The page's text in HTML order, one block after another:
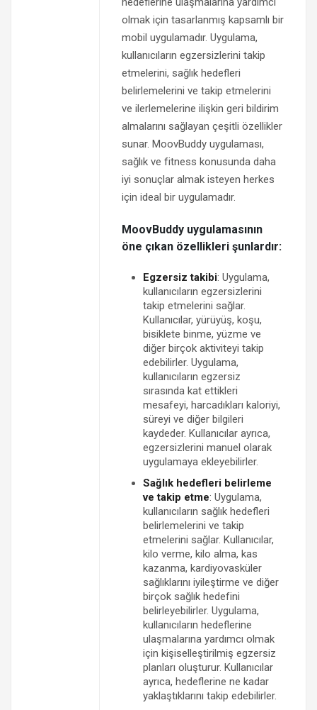
olmak için tasarlanmış kapsamlı bir
mobil uygulamadır. Uygulama,
kullanıcıların egzersizlerini takip
etmelerini, sağlık hedefleri
belirlemelerini ve takip etmelerini
ve ilerlemelerine ilişkin geri bildirim
almalarını sağlayan çeşitli özellikler
sunar. MoovBuddy uygulaması,
sağlık ve fitness konusunda daha
iyi sonuçlar almak isteyen herkes
için ideal bir uygulamadır.
MoovBuddy uygulamasının
öne çıkan özellikleri şunlardır:
Egzersiz takibi: Uygulama,
kullanıcıların egzersizlerini
takip etmelerini sağlar.
Kullanıcılar, yürüyüş, koşu,
bisiklete binme, yüzme ve
diğer birçok aktiviteyi takip
edebilirler. Uygulama,
kullanıcıların egzersiz
sırasında kat ettikleri
mesafeyi, harcadıkları kaloriyi,
süreyi ve diğer bilgileri
kaydeder. Kullanıcılar ayrıca,
egzersizlerini manuel olarak
uygulamaya ekleyebilirler.
Sağlık hedefleri belirleme
ve takip etme: Uygulama,
kullanıcıların sağlık hedefleri
belirlemelerini ve takip
etmelerini sağlar. Kullanıcılar,
kilo verme, kilo alma, kas
kazanma, kardiyovasküler
sağlıklarını iyileştirme ve diğer
birçok sağlık hedefini
belirleyebilirler. Uygulama,
kullanıcıların hedeflerine
ulaşmalarına yardımcı olmak
için kişiselleştirilmiş egzersiz
planları oluşturur. Kullanıcılar
ayrıca, hedeflerine ne kadar
yaklaştıklarını takip edebilirler.